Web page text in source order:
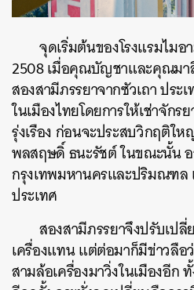
จุดเริ่มต้นของโรงแรมไม
2508 เมื่อคุณบัญชาและคุณม
สองสามีภรรยาจากซัวเถา ประ
ในเมืองไทยโดยการให้เช่าจัก
รุ่งเรือง ก่อนจะประสบวิกฤติใ
พลสฤษดิ์ ธนะรัชต์ ในขณะนั้น
กรุงเทพมหานครและปริมณฑ
ประเทศ
สองสามีภรรยาจึงปรับเปลี่
เครื่องแทน แต่ต่อมาก็มีข่าวลือ
สามล้อเครื่องมาวิ่งในเมืองอีก